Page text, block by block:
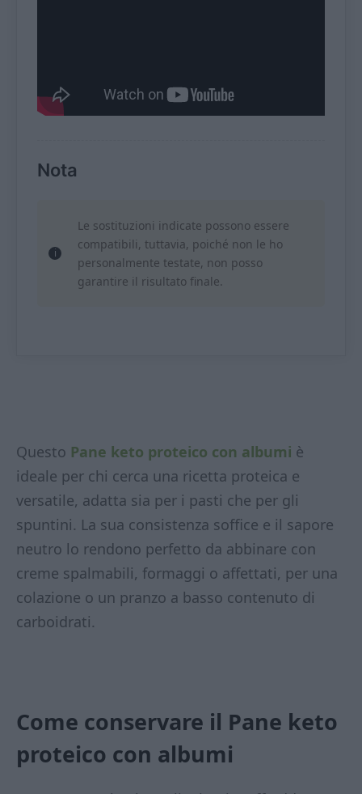
Nota
Le sostituzioni indicate possono essere
compatibili, tuttavia, poiché non le ho
personalmente testate, non posso
garantire il risultato finale.
Questo Pane keto proteico con albumi è
ideale per chi cerca una ricetta proteica e
versatile, adatta sia per i pasti che per gli
spuntini. La sua consistenza soffice e il sapore
neutro lo rendono perfetto da abbinare con
creme spalmabili, formaggi o affettati, per una
colazione o un pranzo a basso contenuto di
carboidrati.
Come conservare il Pane keto
proteico con albumi